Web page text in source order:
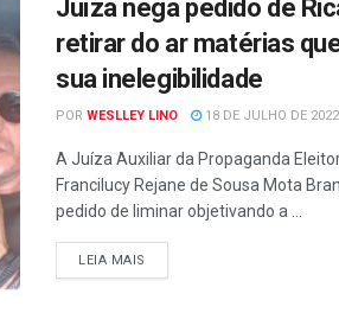
Juíza nega pedido de
retirar do ar matérias
sua inelegibilidade
POR WESLLEY LINO 18 DE JULHO DE 2022
A Juíza Auxiliar da Propaganda
Francilucy Rejane de Sousa Mota
pedido de liminar objetivando a ...
LEIA MAIS